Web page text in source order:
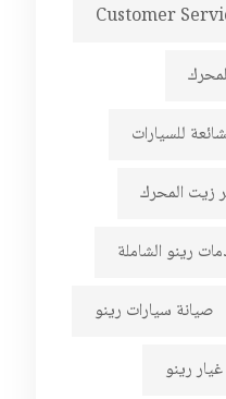
Customer
للسيارات
زيت المحرك
رينو الشاملة
صيانة سيارات رينو
رينو